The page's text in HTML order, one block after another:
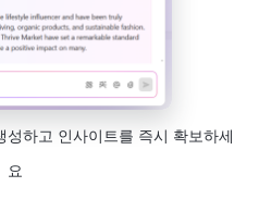
하고 인사이트를 즉시 확보하세
요